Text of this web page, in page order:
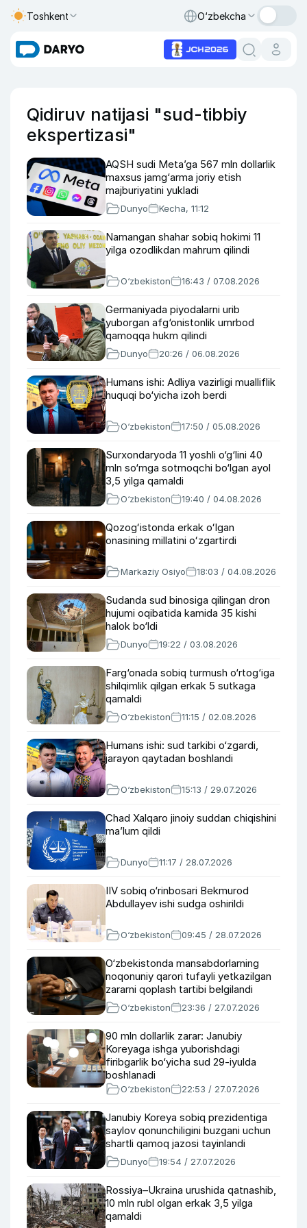
Toshkent O‘zbekcha
Qidiruv natijasi "sud-tibbiy
ekspertizasi"
AQSH sudi Meta’ga 567 mln dollarlik
maxsus jamg‘arma joriy etish
majburiyatini yukladi
Dunyo Kecha, 11:12
Namangan shahar sobiq hokimi 11
yilga ozodlikdan mahrum qilindi
O‘zbekiston 16:43 / 07.08.2026
Germaniyada piyodalarni urib
yuborgan afg‘onistonlik umrbod
qamoqqa hukm qilindi
Dunyo 20:26 / 06.08.2026
Humans ishi: Adliya vazirligi mualliflik
huquqi bo‘yicha izoh berdi
O‘zbekiston 17:50 / 05.08.2026
Surxondaryoda 11 yoshli o‘g‘lini 40
mln so‘mga sotmoqchi bo‘lgan ayol
3,5 yilga qamaldi
O‘zbekiston 19:40 / 04.08.2026
Qozogʻistonda erkak oʻlgan
onasining millatini oʻzgartirdi
Markaziy Osiyo 18:03 / 04.08.2026
Sudanda sud binosiga qilingan dron
hujumi oqibatida kamida 35 kishi
halok bo‘ldi
Dunyo 19:22 / 03.08.2026
Farg‘onada sobiq turmush o‘rtog‘iga
shilqimlik qilgan erkak 5 sutkaga
qamaldi
O‘zbekiston 11:15 / 02.08.2026
Humans ishi: sud tarkibi o‘zgardi,
jarayon qaytadan boshlandi
O‘zbekiston 15:13 / 29.07.2026
Chad Xalqaro jinoiy suddan chiqishini
ma’lum qildi
Dunyo 11:17 / 28.07.2026
IIV sobiq o‘rinbosari Bekmurod
Abdullayev ishi sudga oshirildi
O‘zbekiston 09:45 / 28.07.2026
O‘zbekistonda mansabdorlarning
noqonuniy qarori tufayli yetkazilgan
zararni qoplash tartibi belgilandi
O‘zbekiston 23:36 / 27.07.2026
90 mln dollarlik zarar: Janubiy
Koreyaga ishga yuborishdagi
firibgarlik bo‘yicha sud 29-iyulda
boshlanadi
O‘zbekiston 22:53 / 27.07.2026
Janubiy Koreya sobiq prezidentiga
saylov qonunchiligini buzgani uchun
shartli qamoq jazosi tayinlandi
Dunyo 19:54 / 27.07.2026
Rossiya–Ukraina urushida qatnashib,
10 mln rubl olgan erkak 3,5 yilga
qamaldi